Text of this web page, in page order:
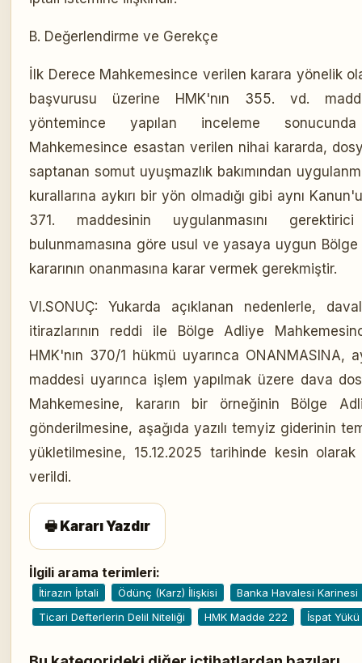
B. Değerlendirme ve Gerekçe
İlk Derece Mahkemesince verilen karara yönelik
başvurusu üzerine HMK'nın 355. vd.
yöntemince yapılan inceleme
Mahkemesince esastan verilen nihai kararda,
saptanan somut uyuşmazlık bakımından
kurallarına aykırı bir yön olmadığı gibi aynı
371. maddesinin uygulanmasını
bulunmamasına göre usul ve yasaya uygun
kararının onanmasına karar vermek gerekmiştir.
VI.SONUÇ: Yukarda açıklanan nedenlerle,
itirazlarının reddi ile Bölge Adliye
HMK'nın 370/1 hükmü uyarınca ONANMASINA,
maddesi uyarınca işlem yapılmak üzere dava
Mahkemesine, kararın bir örneğinin Bölge
gönderilmesine, aşağıda yazılı temyiz giderinin
yükletilmesine, 15.12.2025 tarihinde kesin
verildi.
🖶 Kararı Yazdır
İlgili arama terimleri:
İtirazın İptali Ödünç (Karz) İlişkisi
Banka Havalesi Karinesi
Ticari Defterlerin Delil Niteliği
HMK Madde 222 İspat Yükü